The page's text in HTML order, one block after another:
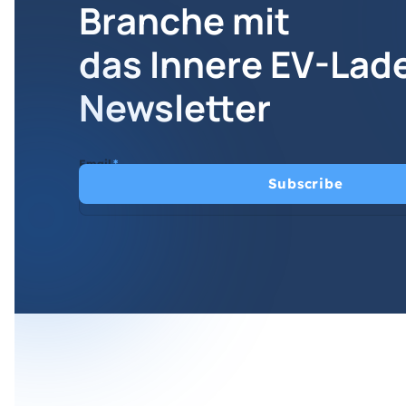
Branche mit
das Innere EV-
Newsletter
Email*